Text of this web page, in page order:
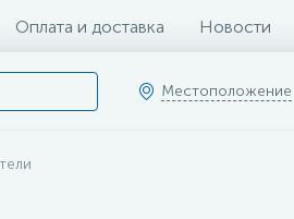
Оплата и доставка Новости
Местоположение